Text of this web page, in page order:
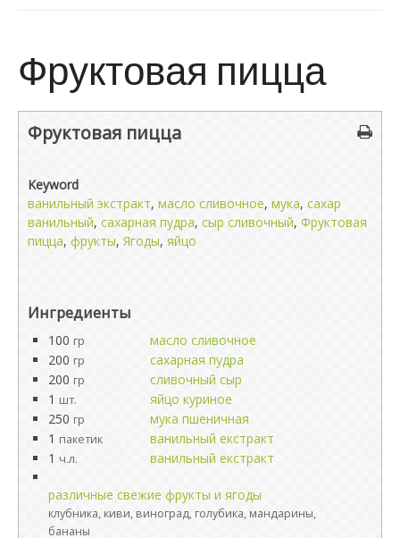
Фруктовая пицца
Фруктовая пицца
Keyword
ванильный экстракт, масло сливочное, мука, сахар
ванильный, сахарная пудра, сыр сливочный, Фруктовая
пицца, фрукты, Ягоды, яйцо
Ингредиенты
100 гр
масло сливочное
200 гр
сахарная пудра
200 гр
сливочный сыр
1 шт.
яйцо куриное
250 гр
мука пшеничная
1 пакетик
ванильный екстракт
1 ч.л. ванильный екстракт
различные свежие фрукты и ягоды
клубника, киви, виноград, голубика, мандарины,
бананы